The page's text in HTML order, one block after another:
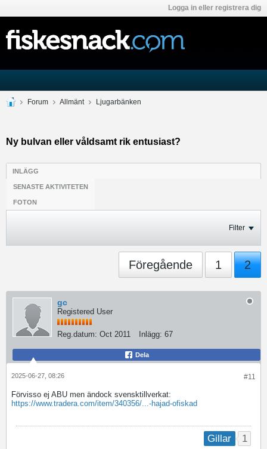
Logga in eller registrera dig
Forum Allmänt Ljugarbänken
Ny bulvan eller våldsamt rik entusiast?
INLÄGG
SENASTE AKTIVITETEN
FOTON
Filter
Föregående 1 2
gc
Registered User
Reg.datum: Oct 2011 Inlägg: 67
Dela
#11
2025-06-27, 08:26
Förvisso ej ABU men ändock svensktillverkat:
https://www.tradera.com/item/340356/...-hajad-ofiskad
Gillar 1